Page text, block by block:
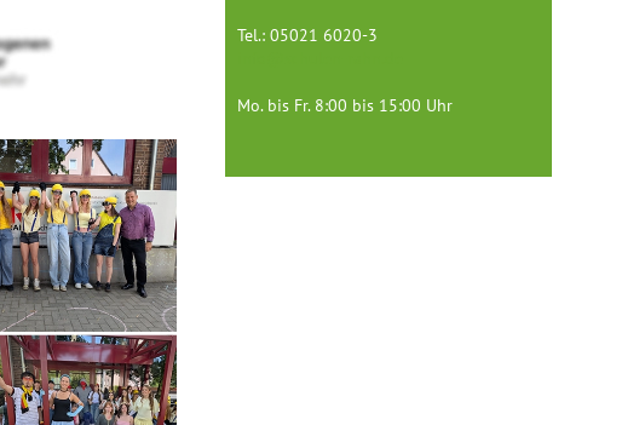
Tel.: 05021 6020-3
Mo. bis Fr. 8:00 bis 15:00 Uhr